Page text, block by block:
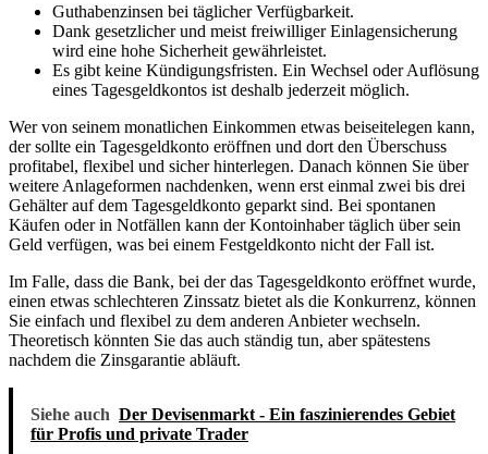
Guthabenzinsen bei täglicher Verfügbarkeit.
Dank gesetzlicher und meist freiwilliger Einlagensicherung
wird eine hohe Sicherheit gewährleistet.
Es gibt keine Kündigungsfristen. Ein Wechsel oder Auflösung
eines Tagesgeldkontos ist deshalb jederzeit möglich.
Wer von seinem monatlichen Einkommen etwas beiseitelegen kann,
der sollte ein Tagesgeldkonto eröffnen und dort den Überschuss
profitabel, flexibel und sicher hinterlegen. Danach können Sie über
weitere Anlageformen nachdenken, wenn erst einmal zwei bis drei
Gehälter auf dem Tagesgeldkonto geparkt sind. Bei spontanen
Käufen oder in Notfällen kann der Kontoinhaber täglich über sein
Geld verfügen, was bei einem Festgeldkonto nicht der Fall ist.
Im Falle, dass die Bank, bei der das Tagesgeldkonto eröffnet wurde,
einen etwas schlechteren Zinssatz bietet als die Konkurrenz, können
Sie einfach und flexibel zu dem anderen Anbieter wechseln.
Theoretisch könnten Sie das auch ständig tun, aber spätestens
nachdem die Zinsgarantie abläuft.
Siehe auch Der Devisenmarkt - Ein faszinierendes Gebiet
für Profis und private Trader